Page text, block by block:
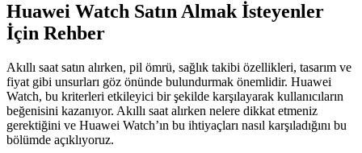
Huawei Watch Satın Almak İsteyenler
İçin Rehber
Akıllı saat satın alırken, pil ömrü, sağlık takibi özellikleri, tasarım ve
fiyat gibi unsurları göz önünde bulundurmak önemlidir. Huawei
Watch, bu kriterleri etkileyici bir şekilde karşılayarak kullanıcıların
beğenisini kazanıyor. Akıllı saat alırken nelere dikkat etmeniz
gerektiğini ve Huawei Watch’ın bu ihtiyaçları nasıl karşıladığını bu
bölümde açıklıyoruz.